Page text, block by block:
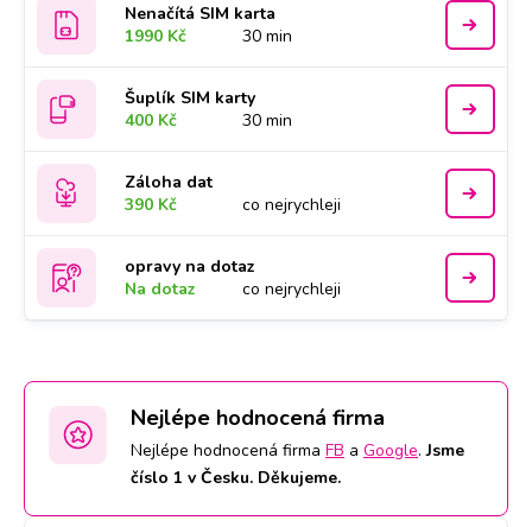
Nenačítá SIM karta
1990 Kč
30 min
Šuplík SIM karty
400 Kč
30 min
Záloha dat
390 Kč
co nejrychleji
opravy na dotaz
Na dotaz
co nejrychleji
Nejlépe hodnocená firma
Nejlépe hodnocená firma FB a Google.Jsme
číslo 1 v Česku. Děkujeme.